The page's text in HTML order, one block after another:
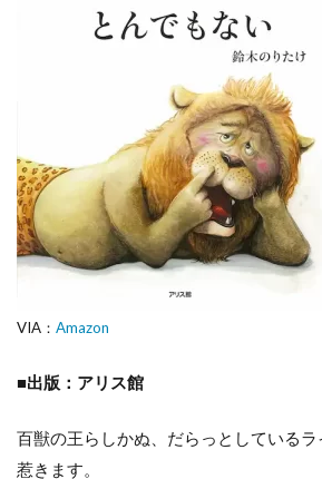
VIA： Amazon
■出版：アリス館
百獣の王らしかぬ、だらっとしている
惹きます。